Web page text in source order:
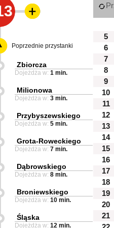
5
6
7
8
9
10
11
12
13
14
15
16
17
18
19
20
21
Poprzednie przystanki
Zbiorcza
Dojeżdża w: 1 min.
Milionowa
Dojeżdża w: 3 min.
Przybyszewskiego
Dojeżdża w: 5 min.
Grota-Roweckiego
Dojeżdża w: 7 min.
Dąbrowskiego
Dojeżdża w: 8 min.
Broniewskiego
Dojeżdża w: 10 min.
Śląska
Dojeżdża w: 12 min.